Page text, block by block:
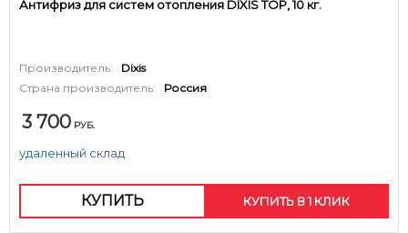
Антифриз для систем отопления DIXIS TOP, 10 кг.
Производитель:
Dixis
Страна производитель:
Россия
3 700 РУБ.
удаленный склад
КУПИТЬ КУПИТЬ В 1 КЛИК